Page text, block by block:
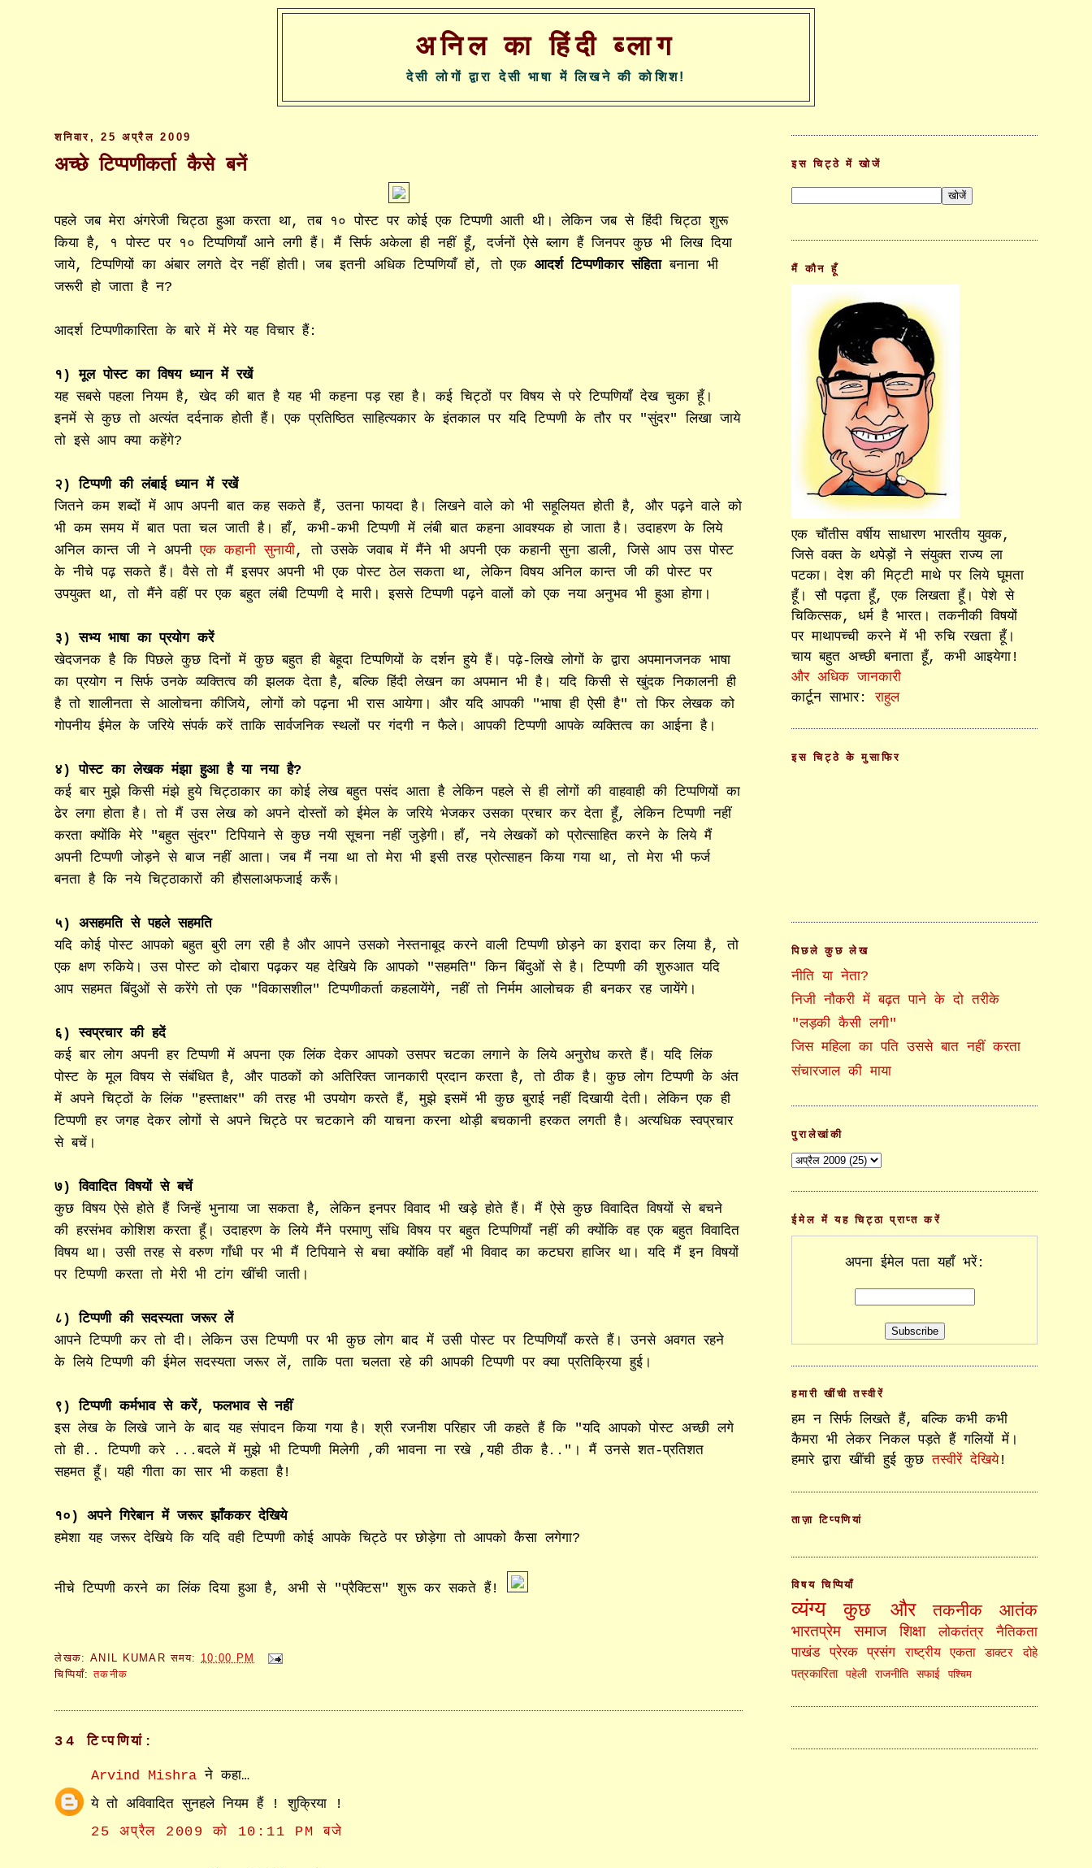
अनिल का हिंदी ब्लाग
देसी लोगों द्वारा देसी भाषा में लिखने की कोशिश!
शनिवार, 25 अप्रैल 2009
अच्छे टिप्पणीकर्ता कैसे बनें
पहले जब मेरा अंगरेजी चिट्ठा हुआ करता था, तब १० पोस्ट पर कोई एक टिप्पणी आती थी। लेकिन जब से हिंदी चिट्ठा शुरू
किया है, १ पोस्ट पर १० टिप्पणियाँ आने लगी हैं। मैं सिर्फ अकेला ही नहीं हूँ, दर्जनों ऐसे ब्लाग हैं जिनपर कुछ भी लिख दिया
जाये, टिप्पणियों का अंबार लगते देर नहीं होती। जब इतनी अधिक टिप्पणियाँ हों, तो एकआदर्श टिप्पणीकार संहिताबनाना भी
जरूरी हो जाता है न?
आदर्श टिप्पणीकारिता के बारे में मेरे यह विचार हैं:
१) मूल पोस्ट का विषय ध्यान में रखें
यह सबसे पहला नियम है, खेद की बात है यह भी कहना पड़ रहा है। कई चिट्ठों पर विषय से परे टिप्पणियाँ देख चुका हूँ।
इनमें से कुछ तो अत्यंत दर्दनाक होती हैं। एक प्रतिष्ठित साहित्यकार के इंतकाल पर यदि टिप्पणी के तौर पर "सुंदर" लिखा जाये
तो इसे आप क्या कहेंगे?
२) टिप्पणी की लंबाई ध्यान में रखें
जितने कम शब्दों में आप अपनी बात कह सकते हैं, उतना फायदा है। लिखने वाले को भी सहूलियत होती है, और पढ़ने वाले को
भी कम समय में बात पता चल जाती है। हाँ, कभी-कभी टिप्पणी में लंबी बात कहना आवश्यक हो जाता है। उदाहरण के लिये
अनिल कान्त जी ने अपनीएक कहानी सुनायी, तो उसके जवाब में मैंने भी अपनी एक कहानी सुना डाली, जिसे आप उस पोस्ट
के नीचे पढ़ सकते हैं। वैसे तो मैं इसपर अपनी भी एक पोस्ट ठेल सकता था, लेकिन विषय अनिल कान्त जी की पोस्ट पर
उपयुक्त था, तो मैंने वहीं पर एक बहुत लंबी टिप्पणी दे मारी। इससे टिप्पणी पढ़ने वालों को एक नया अनुभव भी हुआ होगा।
३) सभ्य भाषा का प्रयोग करें
खेदजनक है कि पिछले कुछ दिनों में कुछ बहुत ही बेहूदा टिप्पणियों के दर्शन हुये हैं। पढ़े-लिखे लोगों के द्वारा अपमानजनक भाषा
का प्रयोग न सिर्फ उनके व्यक्तित्व की झलक देता है, बल्कि हिंदी लेखन का अपमान भी है। यदि किसी से खुंदक निकालनी ही
है तो शालीनता से आलोचना कीजिये, लोगों को पढ़ना भी रास आयेगा। और यदि आपकी "भाषा ही ऐसी है" तो फिर लेखक को
गोपनीय ईमेल के जरिये संपर्क करें ताकि सार्वजनिक स्थलों पर गंदगी न फैले। आपकी टिप्पणी आपके व्यक्तित्व का आईना है।
४) पोस्ट का लेखक मंझा हुआ है या नया है?
कई बार मुझे किसी मंझे हुये चिट्ठाकार का कोई लेख बहुत पसंद आता है लेकिन पहले से ही लोगों की वाहवाही की टिप्पणियों का
ढेर लगा होता है। तो मैं उस लेख को अपने दोस्तों को ईमेल के जरिये भेजकर उसका प्रचार कर देता हूँ, लेकिन टिप्पणी नहीं
करता क्योंकि मेरे "बहुत सुंदर" टिपियाने से कुछ नयी सूचना नहीं जुड़ेगी। हाँ, नये लेखकों को प्रोत्साहित करने के लिये मैं
अपनी टिप्पणी जोड़ने से बाज नहीं आता। जब मैं नया था तो मेरा भी इसी तरह प्रोत्साहन किया गया था, तो मेरा भी फर्ज
बनता है कि नये चिट्ठाकारों की हौसलाअफजाई करूँ।
५) असहमति से पहले सहमति
यदि कोई पोस्ट आपको बहुत बुरी लग रही है और आपने उसको नेस्तनाबूद करने वाली टिप्पणी छोड़ने का इरादा कर लिया है, तो
एक क्षण रुकिये। उस पोस्ट को दोबारा पढ़कर यह देखिये कि आपको "सहमति" किन बिंदुओं से है। टिप्पणी की शुरुआत यदि
आप सहमत बिंदुओं से करेंगे तो एक "विकासशील" टिप्पणीकर्ता कहलायेंगे, नहीं तो निर्मम आलोचक ही बनकर रह जायेंगे।
६) स्वप्रचार की हदें
कई बार लोग अपनी हर टिप्पणी में अपना एक लिंक देकर आपको उसपर चटका लगाने के लिये अनुरोध करते हैं। यदि लिंक
पोस्ट के मूल विषय से संबंधित है, और पाठकों को अतिरिक्त जानकारी प्रदान करता है, तो ठीक है। कुछ लोग टिप्पणी के अंत
में अपने चिट्ठों के लिंक "हस्ताक्षर" की तरह भी उपयोग करते हैं, मुझे इसमें भी कुछ बुराई नहीं दिखायी देती। लेकिन एक ही
टिप्पणी हर जगह देकर लोगों से अपने चिट्ठे पर चटकाने की याचना करना थोड़ी बचकानी हरकत लगती है। अत्यधिक स्वप्रचार
से बचें।
७) विवादित विषयों से बचें
कुछ विषय ऐसे होते हैं जिन्हें भुनाया जा सकता है, लेकिन इनपर विवाद भी खड़े होते हैं। मैं ऐसे कुछ विवादित विषयों से बचने
की हरसंभव कोशिश करता हूँ। उदाहरण के लिये मैंने परमाणु संधि विषय पर बहुत टिप्पणियाँ नहीं की क्योंकि वह एक बहुत विवादित
विषय था। उसी तरह से वरुण गाँधी पर भी मैं टिपियाने से बचा क्योंकि वहाँ भी विवाद का कटघरा हाजिर था। यदि मैं इन विषयों
पर टिप्पणी करता तो मेरी भी टांग खींची जाती।
८) टिप्पणी की सदस्यता जरूर लें
आपने टिप्पणी कर तो दी। लेकिन उस टिप्पणी पर भी कुछ लोग बाद में उसी पोस्ट पर टिप्पणियाँ करते हैं। उनसे अवगत रहने
के लिये टिप्पणी की ईमेल सदस्यता जरूर लें, ताकि पता चलता रहे की आपकी टिप्पणी पर क्या प्रतिक्रिया हुई।
९) टिप्पणी कर्मभाव से करें, फलभाव से नहीं
इस लेख के लिखे जाने के बाद यह संपादन किया गया है। श्री रजनीश परिहार जी कहते हैं कि "यदि आपको पोस्ट अच्छी लगे
तो ही.. टिप्पणी करे ...बदले में मुझे भी टिप्पणी मिलेगी ,की भावना ना रखे ,यही ठीक है.."। मैं उनसे शत-प्रतिशत
सहमत हूँ। यही गीता का सार भी कहता है!
१०) अपने गिरेबान में जरूर झाँककर देखिये
हमेशा यह जरूर देखिये कि यदि वही टिप्पणी कोई आपके चिट्ठे पर छोड़ेगा तो आपको कैसा लगेगा?
नीचे टिप्पणी करने का लिंक दिया हुआ है, अभी से "प्रैक्टिस" शुरू कर सकते हैं!
लेखक: ANIL KUMAR समय: 10:00 PM
चिप्पियाँ:तकनीक
34 टिप्‍पणियां:
Arvind Mishra ने कहा…
ये तो अविवादित सुनहले नियम हैं ! शुक्रिया !
25 अप्रैल 2009 को 10:11 PM बजे
इस चिट्ठे में खोजें
मैं कौन हूँ
एक चौंतीस वर्षीय साधारण भारतीय युवक,
जिसे वक्त के थपेड़ों ने संयुक्त राज्य ला
पटका। देश की मिट्टी माथे पर लिये घूमता
हूँ। सौ पढ़ता हूँ, एक लिखता हूँ। पेशे से
चिकित्सक, धर्म है भारत। तकनीकी विषयों
पर माथापच्ची करने में भी रुचि रखता हूँ।
चाय बहुत अच्छी बनाता हूँ, कभी आइयेगा!
और अधिक जानकारी
कार्टून साभार:राहुल
इस चिट्ठे के मुसाफिर
पिछले कुछ लेख
नीति या नेता?
निजी नौकरी में बढ़त पाने के दो तरीके
"लड़की कैसी लगी"
जिस महिला का पति उससे बात नहीं करता
संचारजाल की माया
पुरालेखांकी
ईमेल में यह चिट्ठा प्राप्त करें
अपना ईमेल पता यहाँ भरें:
हमारी खींची तस्वीरें
हम न सिर्फ लिखते हैं, बल्कि कभी कभी
कैमरा भी लेकर निकल पड़ते हैं गलियों में।
हमारे द्वारा खींची हुई कुछतस्वीरें देखिये!
ताज़ा टिप्पणियां
विषय चिप्पियाँ
व्यंग्य कुछ और तकनीक आतंक
भारतप्रेम समाज शिक्षा लोकतंत्र
नैतिकता
पाखंड
प्रेरक प्रसंग राष्ट्रीय एकता डाक्टर
दोहे
पत्रकारिता
पहेली राजनीति सफाई पश्चिम